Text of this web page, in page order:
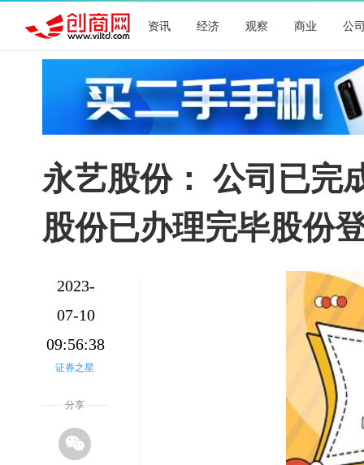
资讯 经济 观察 商业 公
永艺股份： 公司已完
股份已办理完毕股份
2023-
07-10
09:56:38
证券之星
分享